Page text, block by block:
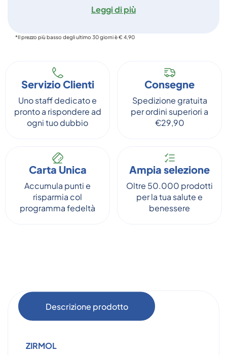
Leggi di più
*Il prezzo più basso degli ultimo 30 giorni è € 4,90
Servizio Clienti
Uno staff dedicato e
pronto a rispondere ad
ogni tuo dubbio
Consegne
Spedizione gratuita
per ordini superiori a
€29,90
Carta Unica
Accumula punti e
risparmia col
programma fedeltà
Ampia selezione
Oltre 50.000 prodotti
per la tua salute e
benessere
Descrizione prodotto
ZIRMOL